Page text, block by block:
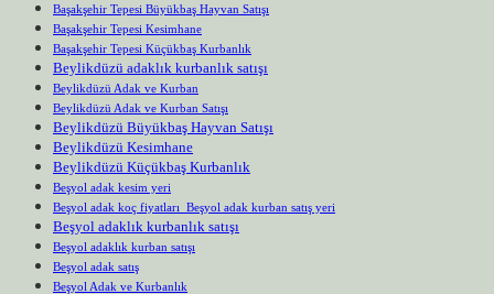
Başakşehir Tepesi Büyükbaş Hayvan Satışı
Başakşehir Tepesi Kesimhane
Başakşehir Tepesi Küçükbaş Kurbanlık
Beylikdüzü adaklık kurbanlık satışı
Beylikdüzü Adak ve Kurban
Beylikdüzü Adak ve Kurban Satışı
Beylikdüzü Büyükbaş Hayvan Satışı
Beylikdüzü Kesimhane
Beylikdüzü Küçükbaş Kurbanlık
Beşyol adak kesim yeri
Beşyol adak koç fiyatları Beşyol adak kurban satış yeri
Beşyol adaklık kurbanlık satışı
Beşyol adaklık kurban satışı
Beşyol adak satış
Beşyol Adak ve Kurbanlık